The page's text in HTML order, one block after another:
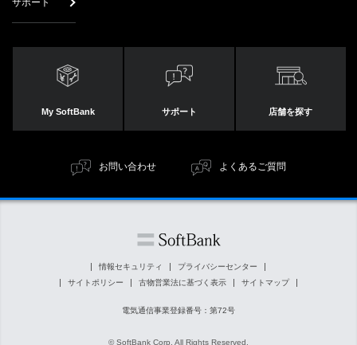
My SoftBank サポート 店舗を探す
お問い合わせ よくあるご質問
情報セキュリティ
プライバシーセンター
サイトポリシー
古物営業法に基づく表示 サイトマップ
電気通信事業登録番号：第72号
© SoftBank Corp. All Rights Reserved.